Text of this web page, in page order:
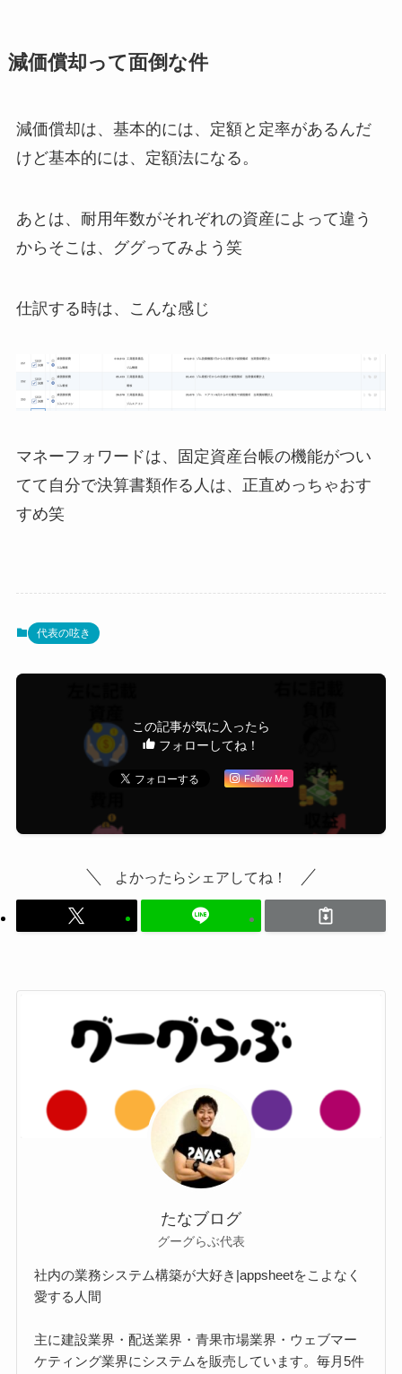
減価償却って面倒な件
減価償却は、基本的には、定額と定率があるんだ
けど基本的には、定額法になる。
あとは、耐用年数がそれぞれの資産によって違う
からそこは、ググってみよう笑
仕訳する時は、こんな感じ
マネーフォワードは、固定資産台帳の機能がつい
てて自分で決算書類作る人は、正直めっちゃおす
すめ笑
代表の呟き
この記事が気に入ったら
フォローしてね！
Follow Me
よかったらシェアしてね！
たなブログ
グーグらぶ代表
社内の業務システム構築が大好き|appsheetをこよなく
愛する人間
主に建設業界・配送業界・青果市場業界・ウェブマー
ケティング業界にシステムを販売しています。毎月5件